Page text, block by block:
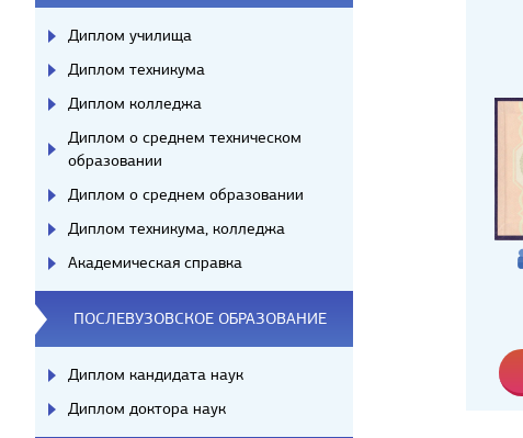
Диплом училища
Диплом техникума
Диплом колледжа
Диплом о среднем техническом
образовании
Диплом о среднем образовании
Диплом техникума, колледжа
Академическая справка
ПОСЛЕВУЗОВСКОЕ ОБРАЗОВАНИЕ
Диплом кандидата наук
Диплом доктора наук